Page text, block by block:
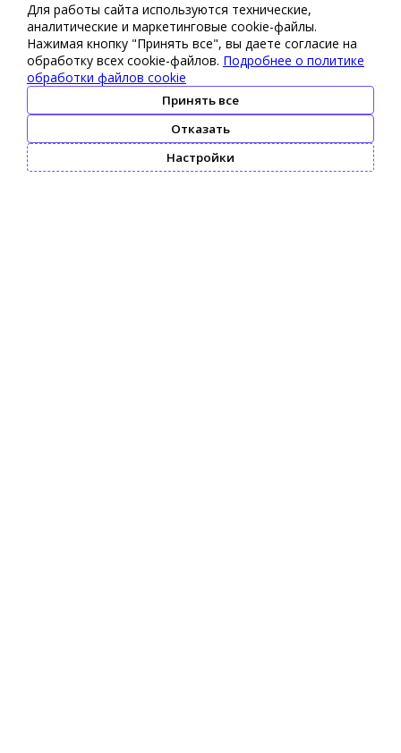
Для работы сайта используются технические,
аналитические и маркетинговые сооkіе-файлы.
Нажимая кнопку "Принять все", вы даете согласие на
обработку всех cookie-файлов. Подробнее о политике
обработки файлов cookie
Принять все
Отказать
Настройки